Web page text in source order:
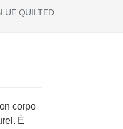
QUILTED
corpo
È